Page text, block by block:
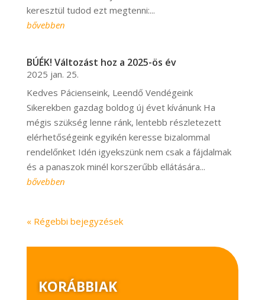
keresztül tudod ezt megtenni:...
bővebben
BÚÉK! Változást hoz a 2025-ös év
2025 jan. 25.
Kedves Pácienseink, Leendő Vendégeink
Sikerekben gazdag boldog új évet kívánunk Ha
mégis szükség lenne ránk, lentebb részletezett
elérhetőségeink egyikén keresse bizalommal
rendelőnket Idén igyekszünk nem csak a fájdalmak
és a panaszok minél korszerűbb ellátására...
bővebben
« Régebbi bejegyzések
KORÁBBIAK